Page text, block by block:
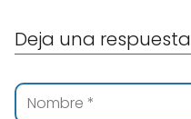
Deja una respuesta